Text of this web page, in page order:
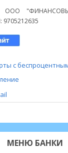
ООО
с
МЕНЮ БАНКИ